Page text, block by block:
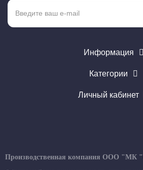
Информация
Категории
Личный кабинет
Производственная компания ООО